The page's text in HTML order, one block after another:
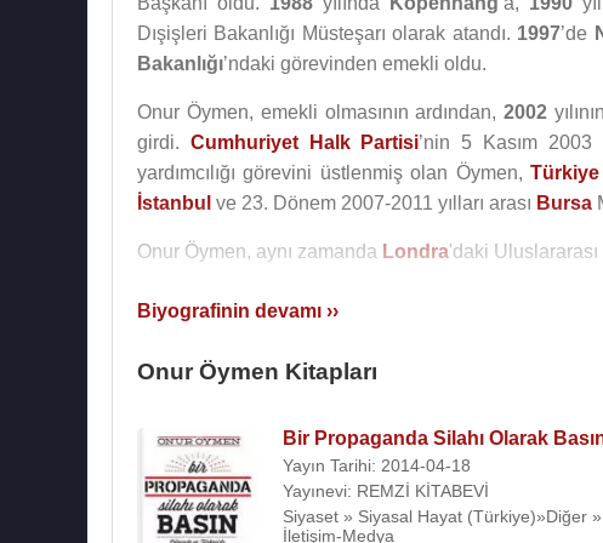
Dışişleri Bakanlığı Müsteşarı olarak atandı. 1997’de
Bakanlığı’ndaki görevinden emekli oldu.
Onur Öymen, emekli olmasının ardından,2002
girdi. Cumhuriyet Halk Partisi’nin 5 Kasım
yardımcılığı görevini üstlenmiş olan Öymen,
İstanbul ve 23. Dönem 2007-2011 yılları arası Bursa
Onur Öymen, aynı zamanda Londra'daki
İngilizce, Fransızca, Almanca ve İspanyolca
Ödülleri
Yılın Bürokratı Ödülü, Nokta dergisi (1995)
Yılın Hariciyecisi Ödülü, Türkiye Sanayiciler ve
Abdi İpekçi Barış Ödülü , Milliyet Gazetesi (1997)
Biyografinin devamı ››
Onur Öymen Kitapları
Bir Propaganda Silahı Olarak
Yayın Tarihi: 2014-04-18
Yayınevi: REMZİ KİTABEVİ
Siyaset » Siyasal Hayat (Türkiye)»Diğer »
İletişim-Medya